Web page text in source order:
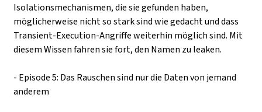
Isolationsmechanismen, die sie gefunden haben,
möglicherweise nicht so stark sind wie gedacht und dass
Transient-Execution-Angriffe weiterhin möglich sind. Mit
diesem Wissen fahren sie fort, den Namen zu leaken.
- Episode 5: Das Rauschen sind nur die Daten von jemand
anderem